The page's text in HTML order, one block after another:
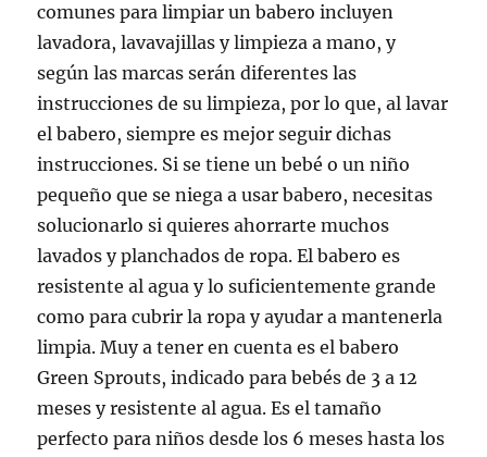
comunes para limpiar un babero incluyen
lavadora, lavavajillas y limpieza a mano, y
según las marcas serán diferentes las
instrucciones de su limpieza, por lo que, al lavar
el babero, siempre es mejor seguir dichas
instrucciones. Si se tiene un bebé o un niño
pequeño que se niega a usar babero, necesitas
solucionarlo si quieres ahorrarte muchos
lavados y planchados de ropa. El babero es
resistente al agua y lo suficientemente grande
como para cubrir la ropa y ayudar a mantenerla
limpia. Muy a tener en cuenta es el babero
Green Sprouts, indicado para bebés de 3 a 12
meses y resistente al agua. Es el tamaño
perfecto para niños desde los 6 meses hasta los